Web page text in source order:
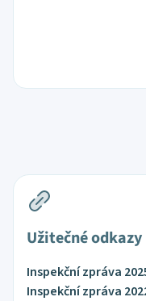
Užitečné odkazy
Inspekční zpráva
Inspekční zpráva